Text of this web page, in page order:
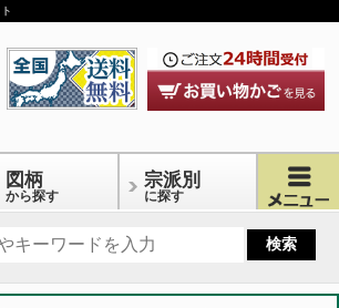
図柄
から探す
宗派別
に探す